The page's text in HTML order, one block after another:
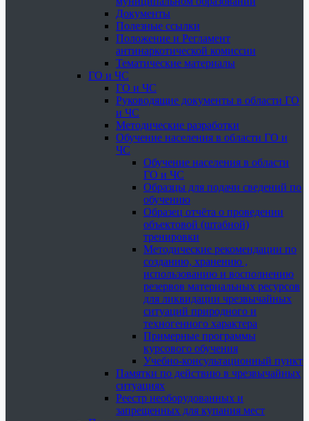
Документы
Полезные ссылки
Положение и Регламент
антинаркотической комиссии
Тематические материалы
ГО и ЧС
ГО и ЧС
Руководящие документы в области ГО
и ЧС
Методические разработки
Обучение населения в области ГО и
ЧС
Обучение населения в области
ГО и ЧС
Образцы для подачи сведений по
обучению
Образец отчёта о проведении
объектовой (штабной)
тренировки
Методические рекомендации по
созданию, хранению ,
использованию и восполнению
резервов материальных ресурсов
для ликвидации чрезвычайных
ситуаций природного и
техногенного характера
Примерные программы
курсового обучения
Учебно-консультационный пункт
Памятки по действию в чрезвычайных
ситуациях
Реестр необорудованных и
запрещенных для купания мест